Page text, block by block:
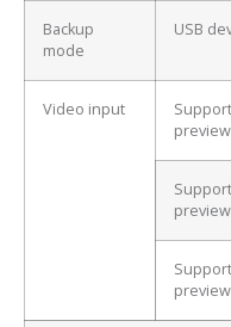
Backup
mode
USB
Video input